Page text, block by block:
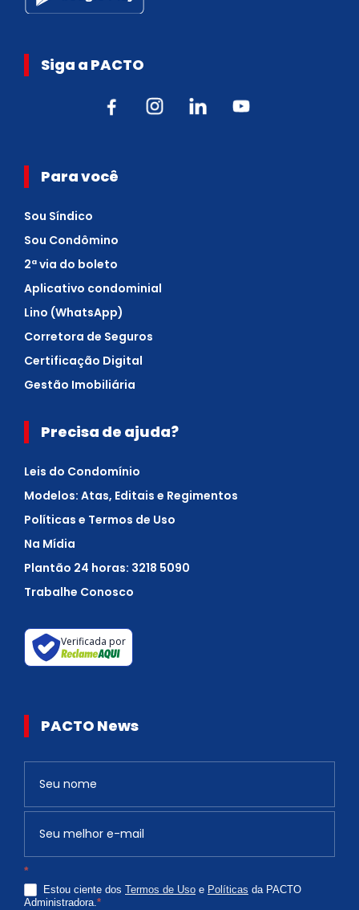
Siga a PACTO
Para você
Sou Síndico
Sou Condômino
2ª via do boleto
Aplicativo condominial
Lino (WhatsApp)
Corretora de Seguros
Certificação Digital
Gestão Imobiliária
Precisa de ajuda?
Leis do Condomínio
Modelos: Atas, Editais e Regimentos
Políticas e Termos de Uso
Na Mídia
Plantão 24 horas: 3218 5090
Trabalhe Conosco
Verificada por
PACTO News
*
Estou ciente dos Termos de Uso e Políticas da PACTO
Administradora.*
v
ê